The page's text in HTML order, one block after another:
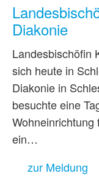
Diakonie
Landesbischöfin
sich heute in
Diakonie in
besuchte eine
Wohneinrichtung
ein…
zur Meldung